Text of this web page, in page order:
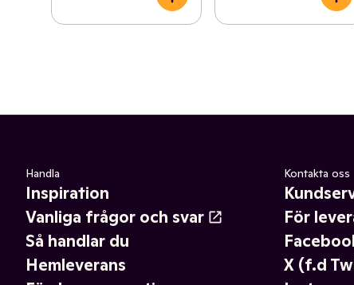
Handla
Inspiration
Vanliga frågor och svar
Så handlar du
Hemleverans
Kontakta oss
För
X (f.d